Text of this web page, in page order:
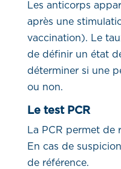
Les anticorps
après une
vaccination). Le
de définir un état
déterminer si une
ou non.
Le test PCR
La PCR permet de
En cas de
de référence.